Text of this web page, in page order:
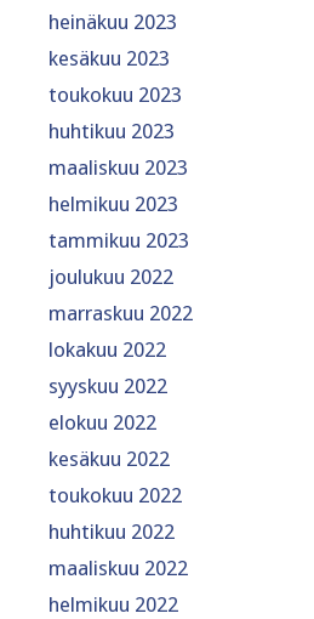
heinäkuu 2023
kesäkuu 2023
toukokuu 2023
huhtikuu 2023
maaliskuu 2023
helmikuu 2023
tammikuu 2023
joulukuu 2022
marraskuu 2022
lokakuu 2022
syyskuu 2022
elokuu 2022
kesäkuu 2022
toukokuu 2022
huhtikuu 2022
maaliskuu 2022
helmikuu 2022